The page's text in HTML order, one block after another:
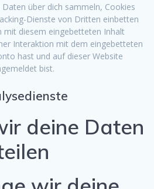
über dich sammeln, Cookies
Dienste von Dritten einbetten
mit diesem eingebetteten Inhalt
Interaktion mit dem eingebetteten
hast und auf dieser Website
bist.
deine Daten